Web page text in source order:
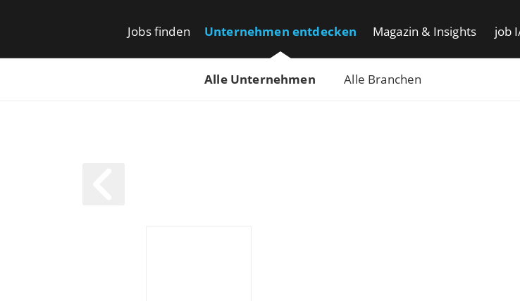
Jobs finden Unternehmen entdecken
Alle Unternehmen Alle Branchen
Magazin & Insights job